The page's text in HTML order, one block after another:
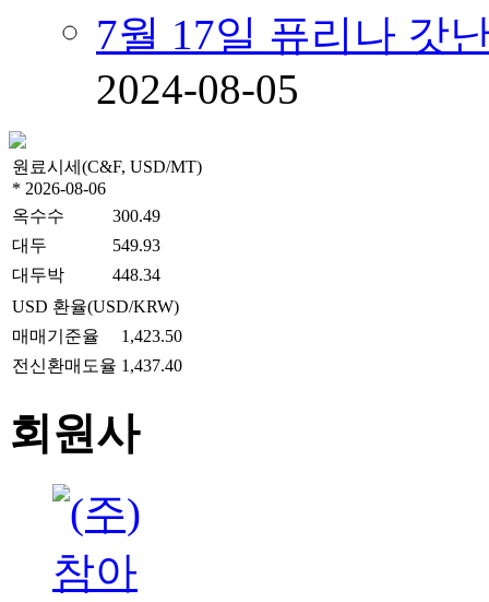
7월 17일 퓨리나 갓
2024-08-05
원료시세(C&F, USD/MT)
* 2026-08-06
옥수수
300.49
대두
549.93
대두박
448.34
USD 환율(USD/KRW)
매매기준율
1,423.50
전신환매도율 1,437.40
회원사